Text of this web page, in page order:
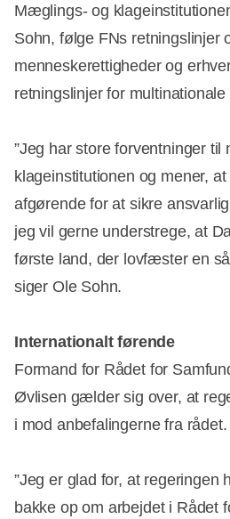
Mæglings- og
Sohn, følge FNs retningslinjer
menneskerettigheder og
retningslinjer for multinationale
”Jeg har store forventninger
klageinstitutionen og mener,
afgørende for at sikre
jeg vil gerne understrege, at
første land, der lovfæster en
siger Ole Sohn.
Internationalt førende
Formand for Rådet for
Øvlisen gælder sig over, at
i mod anbefalingerne fra rådet.
”Jeg er glad for, at regeringen
bakke op om arbejdet i Rådet